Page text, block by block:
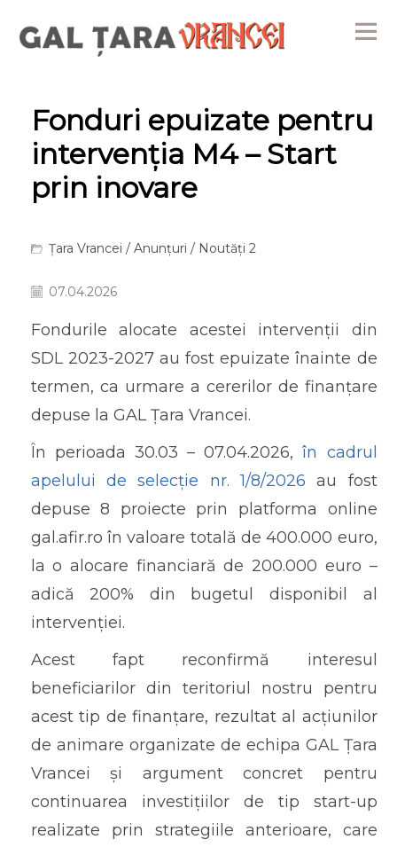
Fonduri epuizate pentru
intervenția M4 – Start
prin inovare
Țara Vrancei / Anunțuri / Noutăți 2
07.04.2026
Fondurile alocate acestei intervenții din
SDL 2023-2027 au fost epuizate înainte de
termen, ca urmare a cererilor de finanțare
depuse la GAL Țara Vrancei.
În perioada 30.03 – 07.04.2026,în cadrul
apelului de selecție nr. 1/8/2026 au fost
depuse 8 proiecte prin platforma online
gal.afir.ro în valoare totală de 400.000 euro,
la o alocare financiară de 200.000 euro –
adică 200% din bugetul disponibil al
intervenției.
Acest fapt reconfirmă interesul
beneficiarilor din teritoriul nostru pentru
acest tip de finanțare, rezultat al acțiunilor
de animare organizate de echipa GAL Țara
Vrancei și argument concret pentru
continuarea investițiilor de tip start-up
realizate prin strategiile anterioare, care